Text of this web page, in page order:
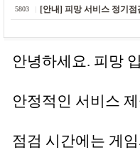
5803 [안내] 피망 서비스 정기점
안녕하세요. 피망
안정적인 서비스
점검 시간에는 게